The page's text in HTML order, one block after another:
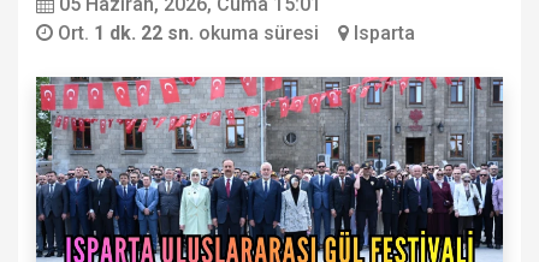
Ort. 1 dk. 22 sn. okuma süresi Isparta